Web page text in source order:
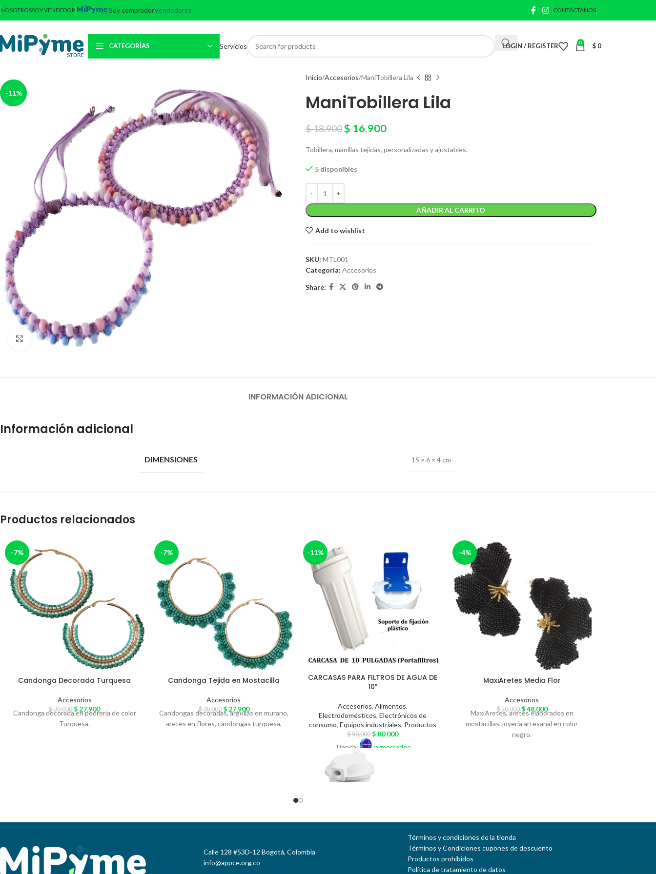
NOSOTROSSOY VENDEDOR Soy compradorVendedores CONTÁCTANOS
CATEGORÍAS Servicios LOGIN / REGISTER 0 $ 0
-11%
Click to enlarge
Inicio Accesorios ManiTobillera Lila
ManiTobillera Lila
$18.900$ 16.900
Tobillera, manillas tejidas, personalizadas y ajustables.
5 disponibles
AÑADIR AL CARRITO
Add to wishlist
SKU: MTL001
Categoría: Accesorios
Share:
INFORMACIÓN ADICIONAL
Información adicional
DIMENSIONES 15 × 6 × 4 cm
Productos relacionados
-7%
Candonga Decorada Turquesa
Accesorios
$30.000 $ 27.900
Candonga decorada en pedrería de color
Turquesa.
-7%
Candonga Tejida en Mostacilla
Accesorios
$30.000 $27.900
Candongas decoradas, argollas en murano,
aretes en flores, candongas turquesa,
-11%
CARCASAS PARA FILTROS DE AGUA DE
10″
Accesorios,Alimentos,
Electrodomésticos,Electrónicos de
consumo,Equipos industriales, Productos
$90.000 $ 80.000
Tienda: larmercadeo
-4%
MaxiAretes Media Flor
Accesorios
$50.000 $48.000
MaxiAretes, aretes elaborados en
mostacillas, joyería artesanal en color
negro.
Calle 128 #53D-12 Bogotá, Colombia
info@appce.org.co
Términos y condiciones de la tienda
Términos y Condiciones cupones de descuento
Productos prohibidos
Política de tratamiento de datos